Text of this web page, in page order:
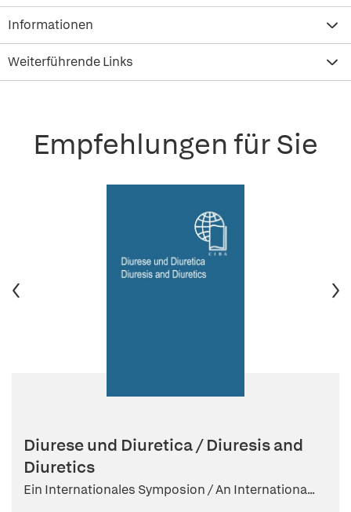
Informationen
Weiterführende Links
Empfehlungen für Sie
Diurese und Diuretica / Diuresis and
Diuretics
Ein Internationales Symposion / An Internationa...